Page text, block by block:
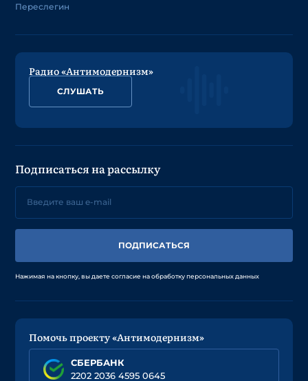
Переслегин
Радио «Антимодернизм»
СЛУШАТЬ
Подписаться на рассылку
ПОДПИСАТЬСЯ
Нажимая на кнопку, вы даете согласие на обработку персональных данных
Помочь проекту «Антимодернизм»
СБЕРБАНК
2202 2036 4595 0645